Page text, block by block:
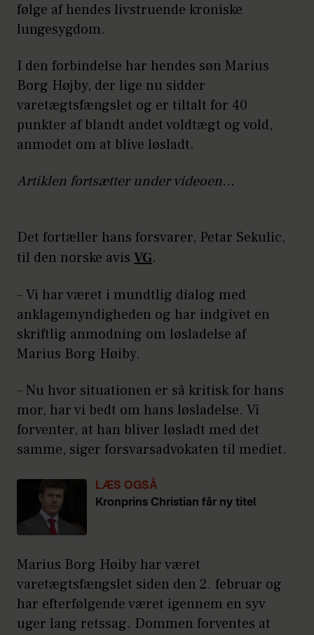
følge af hendes livstruende kroniske
lungesygdom.
I den forbindelse har hendes søn Marius
Borg Højby, der lige nu sidder
varetægtsfængslet og er tiltalt for 40
punkter af blandt andet voldtægt og vold,
anmodet om at blive løsladt.
Artiklen fortsætter under videoen...
Det fortæller hans forsvarer, Petar Sekulic,
til den norske avis VG.
– Vi har været i mundtlig dialog med
anklagemyndigheden og har indgivet en
skriftlig anmodning om løsladelse af
Marius Borg Høiby.
– Nu hvor situationen er så kritisk for hans
mor, har vi bedt om hans løsladelse. Vi
forventer, at han bliver løsladt med det
samme, siger forsvarsadvokaten til mediet.
LÆS OGSÅ
Kronprins Christian får ny titel
Marius Borg Høiby har været
varetægtsfængslet siden den 2. februar og
har efterfølgende været igennem en syv
uger lang retssag. Dommen forventes at